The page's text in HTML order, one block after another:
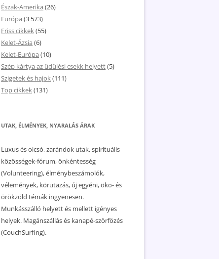
Észak-Amerika (26)
Európa (3 573)
Friss cikkek(55)
Kelet-Ázsia (6)
Kelet-Európa (10)
Szép kártya az üdülési csekk helyett(5)
Szigetek és hajok(111)
Top cikkek(131)
UTAK, ÉLMÉNYEK, NYARALÁS ÁRAK
Luxus és olcsó, zarándok utak, spirituális
közösségek-fórum, önkéntesség
(Volunteering), élménybeszámolók,
vélemények, körutazás, új egyéni, öko- és
örökzöld témák ingyenesen.
Munkásszálló helyett és mellett igényes
helyek. Magánszállás és kanapé-szörfözés
(CouchSurfing).